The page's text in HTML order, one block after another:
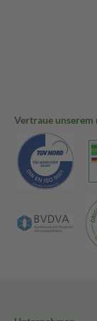
Vertraue unserem